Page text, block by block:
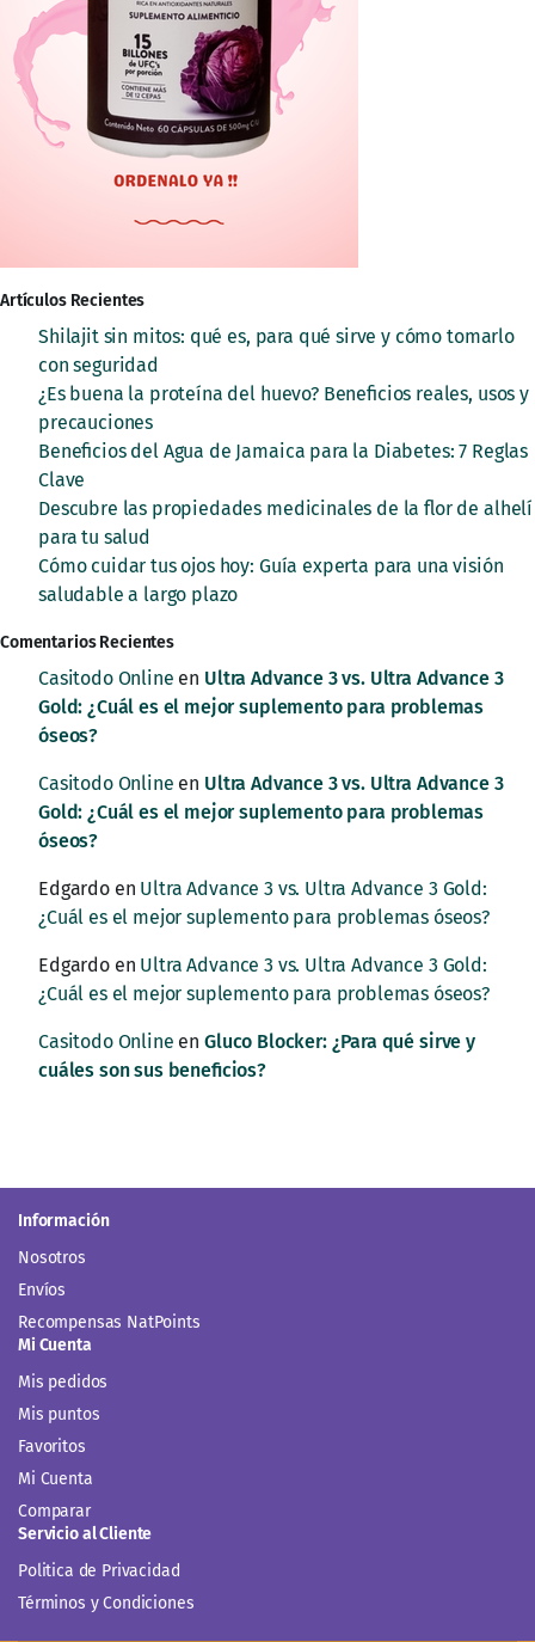
Artículos Recientes
Shilajit sin mitos: qué es, para qué sirve y cómo tomarlo
con seguridad
¿Es buena la proteína del huevo? Beneficios reales, usos y
precauciones
Beneficios del Agua de Jamaica para la Diabetes: 7 Reglas
Clave
Descubre las propiedades medicinales de la flor de alhelí
para tu salud
Cómo cuidar tus ojos hoy: Guía experta para una visión
saludable a largo plazo
Comentarios Recientes
Casitodo Online en Ultra Advance 3 vs. Ultra Advance 3
Gold: ¿Cuál es el mejor suplemento para problemas
óseos?
Casitodo Online en Ultra Advance 3 vs. Ultra Advance 3
Gold: ¿Cuál es el mejor suplemento para problemas
óseos?
Edgardoen Ultra Advance 3 vs. Ultra Advance 3 Gold:
¿Cuál es el mejor suplemento para problemas óseos?
Edgardoen Ultra Advance 3 vs. Ultra Advance 3 Gold:
¿Cuál es el mejor suplemento para problemas óseos?
Casitodo Online en Gluco Blocker: ¿Para qué sirve y
cuáles son sus beneficios?
Información
Nosotros
Envíos
Recompensas NatPoints
Mi Cuenta
Mis pedidos
Mis puntos
Favoritos
Mi Cuenta
Comparar
Servicio al Cliente
Politica de Privacidad
Términos y Condiciones